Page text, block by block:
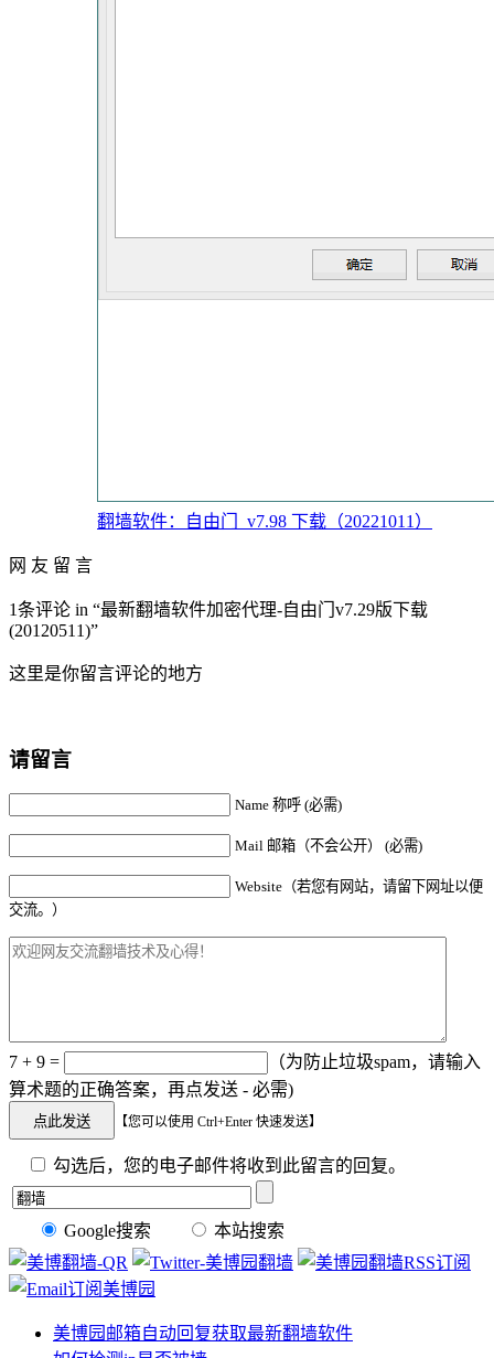
翻墙软件：自由门_v7.98 下载（20221011）
网 友 留 言
1条评论 in “最新翻墙软件加密代理-自由门v7.29版下载
(20120511)”
这里是你留言评论的地方
请留言
Name 称呼 (必需)
Mail 邮箱（不会公开） (必需)
Website（若您有网站，请留下网址以便
交流。）
7 + 9 =
（为防止垃圾spam，请输入
算术题的正确答案，再点发送 - 必需)
【您可以使用 Ctrl+Enter 快速发送】
勾选后，您的电子邮件将收到此留言的回复。
Google搜索 本站搜索
美博园邮箱自动回复获取最新翻墙软件